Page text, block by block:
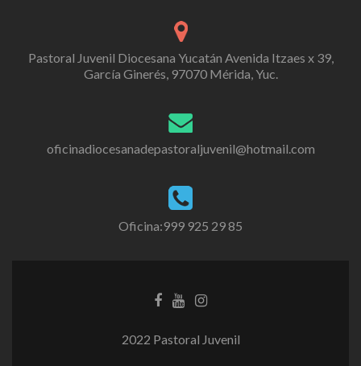
Pastoral Juvenil Diocesana Yucatán Avenida Itzaes x 39,
García Ginerés, 97070 Mérida, Yuc.
oficinadiocesanadepastoraljuvenil@hotmail.com
Oficina:999 925 29 85
2022 Pastoral Juvenil